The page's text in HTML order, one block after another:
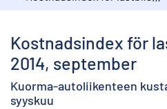
Kostnadsindex för
2014, september
Kuorma-autoliikenteen
syyskuu